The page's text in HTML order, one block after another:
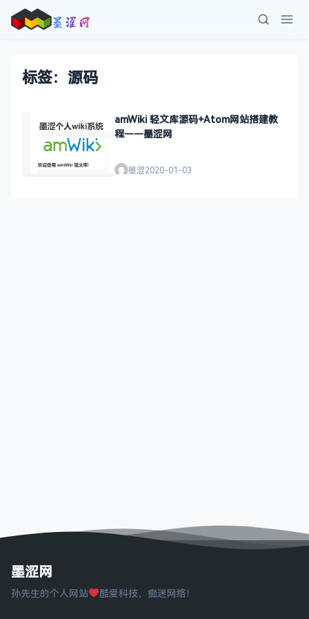
标签：源码
amWiki 轻文库源码+Atom网站搭建教
程——墨涩网
墨涩2020-01-03
墨涩网
孙先生的个人网站 酷爱科技，痴迷网络！